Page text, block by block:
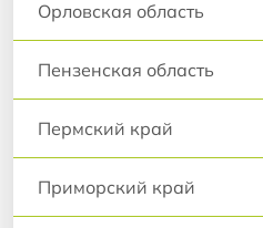
Орловская область
Пензенская область
Пермский край
Приморский край